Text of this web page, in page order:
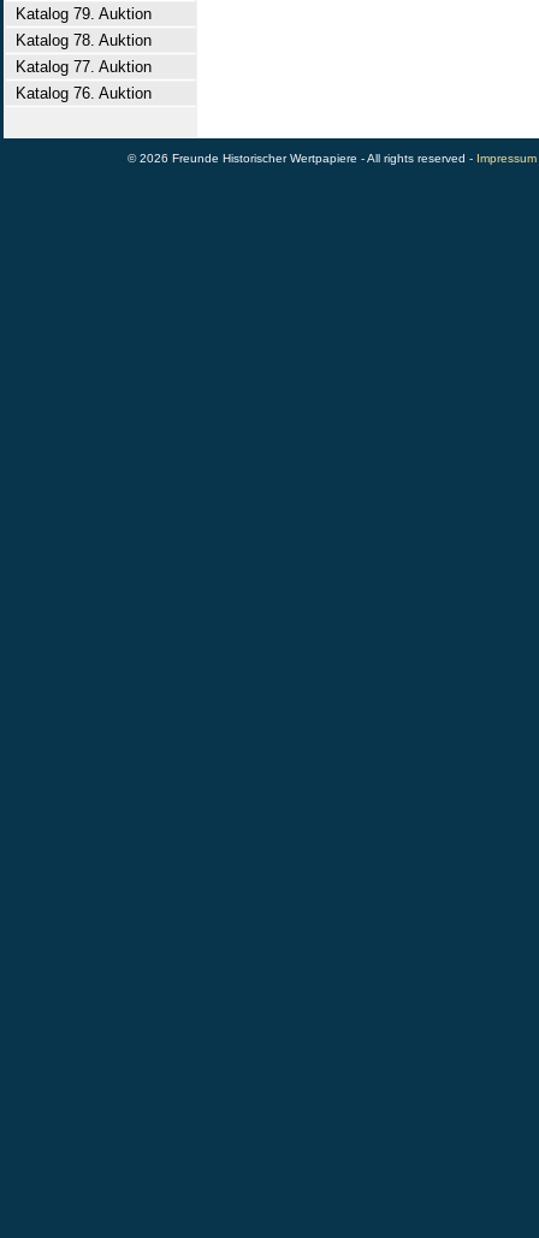
Katalog 79. Auktion
Katalog 78. Auktion
Katalog 77. Auktion
Katalog 76. Auktion
© 2026 Freunde Historischer Wertpapiere - All rights reserved - Impressum